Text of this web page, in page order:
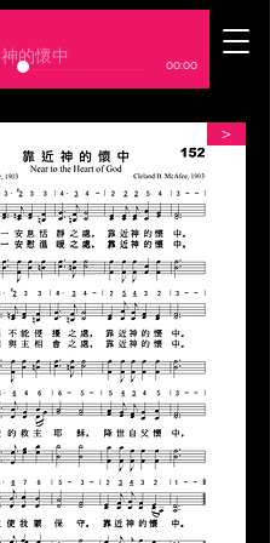
北基督徒聚會處
的懷中
00:00
＞